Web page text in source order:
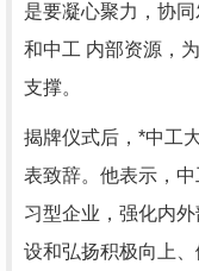
是要凝心聚力，协
和中工 内部资源，
支撑。
揭牌仪式后，*中工
表致辞。他表示，
习型企业，强化内
设和弘扬积极向上、